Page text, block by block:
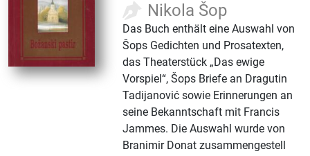
Nikola Šop
Das Buch enthält eine Auswahl von
Šops Gedichten und Prosatexten,
das Theaterstück „Das ewige
Vorspiel“, Šops Briefe an Dragutin
Tadijanović sowie Erinnerungen an
seine Bekanntschaft mit Francis
Jammes. Die Auswahl wurde von
Branimir Donat zusammengestell